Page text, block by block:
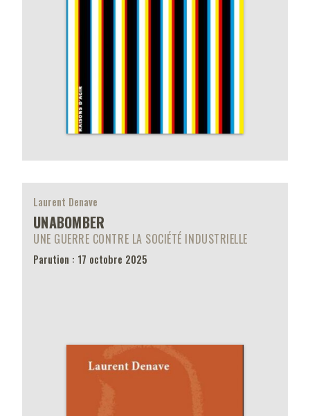
Laurent Denave
UNABOMBER
UNE GUERRE CONTRE LA SOCIÉTÉ INDUSTRIELLE
Parution : 17 octobre 2025